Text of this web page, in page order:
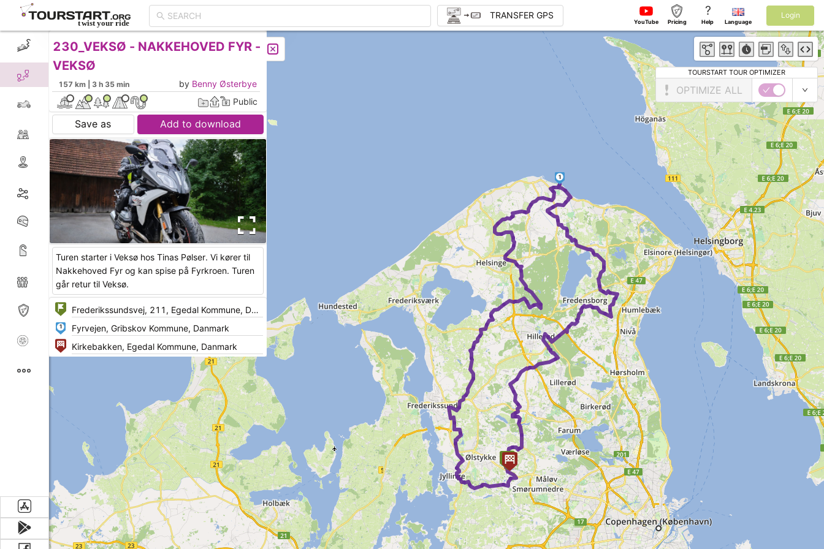
1
TRANSFER GPS
YouTube Pricing
?
Help Language
Login
CREATE TOUR LIST
230_VEKSØ - NAKKEHOVED FYR -
VEKSØ
157 km | 3 h 35 min by Benny Østerbye
Public
Save as Add to download
Turen starter i Veksø hos Tinas Pølser. Vi kører til
Nakkehoved Fyr og kan spise på Fyrkroen. Turen
går retur til Veksø.
1
TOURSTART TOUR OPTIMIZER
OPTIMIZE ALL